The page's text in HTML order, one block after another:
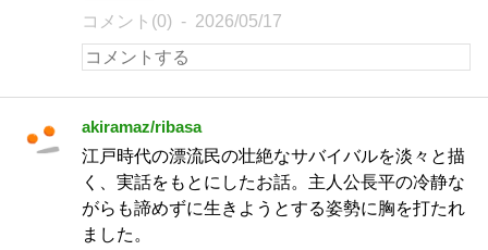
コメント(0) 2026/05/17
akiramaz/ribasa
江戸時代の漂流民の壮絶なサバイバルを淡々と描
く、実話をもとにしたお話。主人公長平の冷静な
がらも諦めずに生きようとする姿勢に胸を打たれ
ました。